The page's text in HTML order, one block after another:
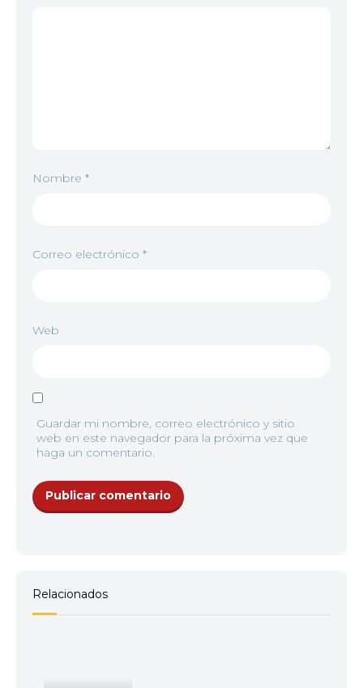
Nombre *
Correo electrónico *
Web
Guardar mi nombre, correo electrónico y sitio
web en este navegador para la próxima vez que
haga un comentario.
Relacionados